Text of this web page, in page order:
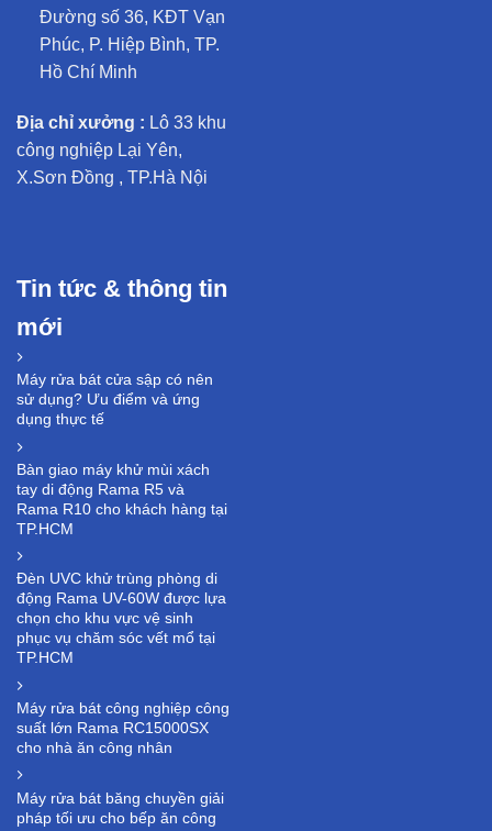
Đường số 36, KĐT Vạn
Phúc, P. Hiệp Bình, TP.
Hồ Chí Minh
Địa chỉ xưởng : Lô 33 khu
công nghiệp Lại Yên,
X.Sơn Đồng , TP.Hà Nội
Tin tức & thông tin
mới
Máy rửa bát cửa sập có nên
sử dụng? Ưu điểm và ứng
dụng thực tế
Bàn giao máy khử mùi xách
tay di động Rama R5 và
Rama R10 cho khách hàng tại
TP.HCM
Đèn UVC khử trùng phòng di
động Rama UV-60W được lựa
chọn cho khu vực vệ sinh
phục vụ chăm sóc vết mổ tại
TP.HCM
Máy rửa bát công nghiệp công
suất lớn Rama RC15000SX
cho nhà ăn công nhân
Máy rửa bát băng chuyền giải
pháp tối ưu cho bếp ăn công